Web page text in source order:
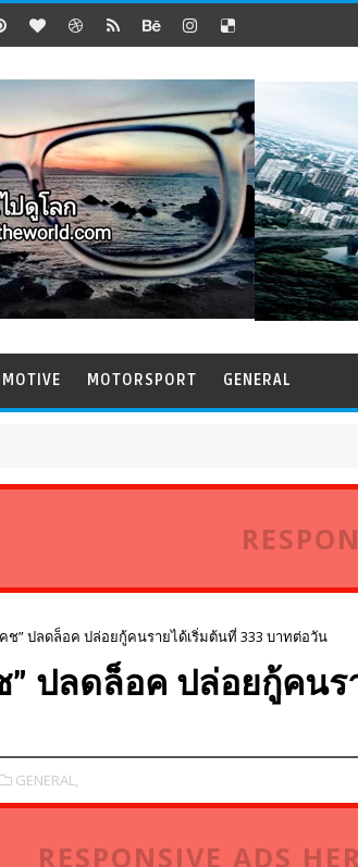
MOTORSPORT GENERAL
ช” ปลดล็อค ปล่อยกู้คนรายได้เริ่มต้นที่ 333 บาทต่อวัน
” ปลดล็อค ปล่อยกู้คนร
GENERAL,
RESPONSIVE ADS